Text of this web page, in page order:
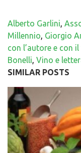
Alberto Garlini,
Millennio, Giorgio
con l’autore e con
Bonelli, Vino e
SIMILAR POSTS